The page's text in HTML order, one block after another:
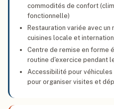
commodités de confort
fonctionnelle)
Restauration variée avec
cuisines locale et
Centre de remise en forme
routine d'exercice pendant
Accessibilité pour
pour organiser visites et